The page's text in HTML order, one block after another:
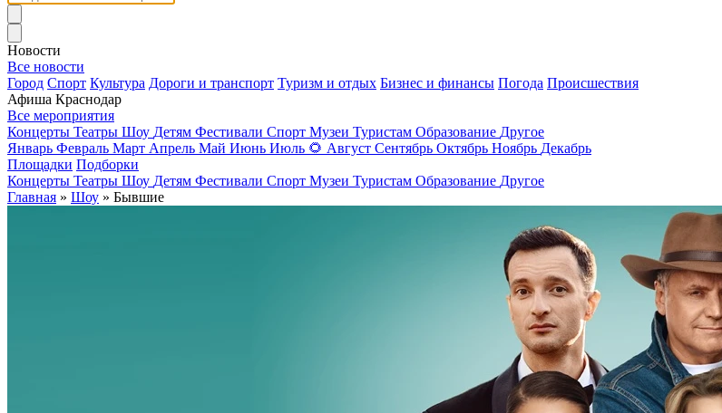
Новости
Все новости
Город Спорт Культура Дороги и транспорт Туризм и отдых Бизнес и финансы Погода Происшествия
Афиша Краснодар
Все мероприятия
Концерты Театры Шоу Детям Фестивали Спорт Музеи Туристам Образование Другое
Январь Февраль Март Апрель Май Июнь Июль 🌻 Август Сентябрь Октябрь Ноябрь Декабрь
Площадки Подборки
Концерты Театры Шоу Детям Фестивали Спорт Музеи Туристам Образование Другое
Главная » Шоу » Бывшие